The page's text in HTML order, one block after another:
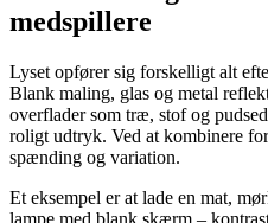
medspillere
Lyset opfører sig forskelligt alt
Blank maling, glas og metal
overflader som træ, stof og
roligt udtryk. Ved at kombinere
spænding og variation.
Et eksempel er at lade en mat,
lampe med blank skærm –